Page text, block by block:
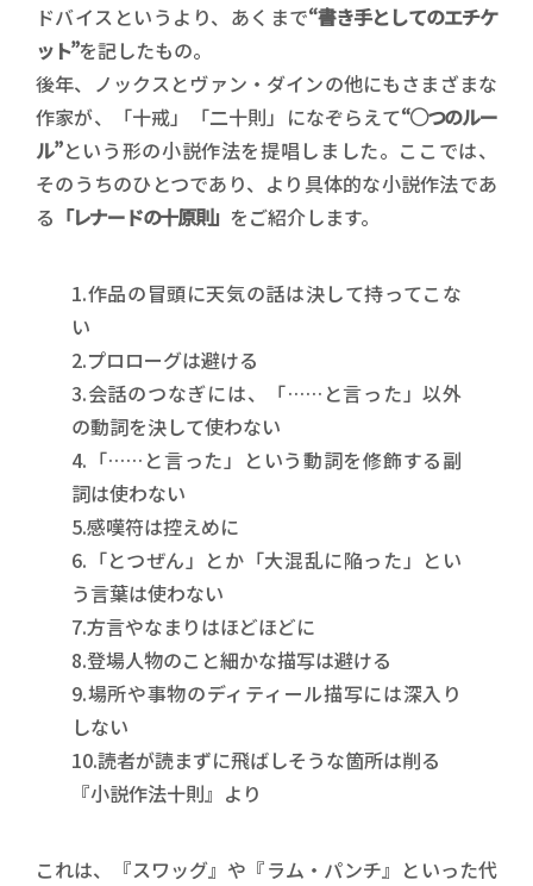
ドバイスというより、あくまで“書き手としてのエチケ
ット”を記したもの。
後年、ノックスとヴァン・ダインの他にもさまざまな
作家が、「十戒」「二十則」になぞらえて“○つのルー
ル”という形の小説作法を提唱しました。ここでは、
そのうちのひとつであり、より具体的な小説作法であ
る 「レナードの十原則」 をご紹介します。
1.作品の冒頭に天気の話は決して持ってこな
い
2.プロローグは避ける
3.会話のつなぎには、「……と言った」以外
の動詞を決して使わない
4.「……と言った」という動詞を修飾する副
詞は使わない
5.感嘆符は控えめに
6.「とつぜん」とか「大混乱に陥った」とい
う言葉は使わない
7.方言やなまりはほどほどに
8.登場人物のこと細かな描写は避ける
9.場所や事物のディティール描写には深入り
しない
10.読者が読まずに飛ばしそうな箇所は削る
『小説作法十則』より
これは、『スワッグ』や『ラム・パンチ』といった代